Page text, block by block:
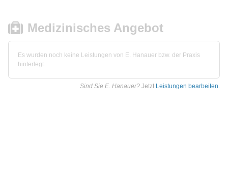
Medizinisches Angebot
Es wurden noch keine Leistungen von E. Hanauer bzw. der Praxis
hinterlegt.
Sind Sie E. Hanauer? Jetzt Leistungen bearbeiten.